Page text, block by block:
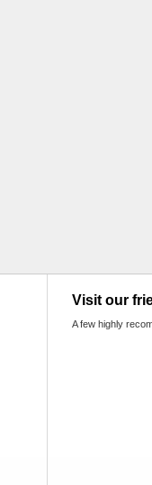
Visit our
A few highly